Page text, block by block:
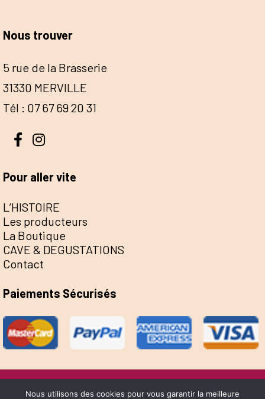
Nous trouver
5 rue de la Brasserie
31330 MERVILLE
Tél : 07 67 69 20 31
Pour aller vite
L’HISTOIRE
Les producteurs
La Boutique
CAVE & DEGUSTATIONS
Contact
Paiements Sécurisés
@Escale de la Save 2022 - Réalisation Sophie
Nous utilisons des cookies pour vous garantir la meilleure